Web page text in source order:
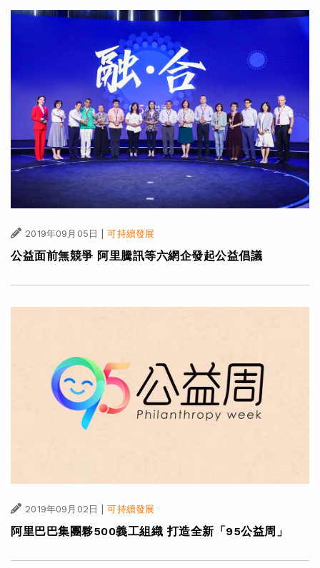
2019年09月05日 | 可持續發展
公益面前無競爭 阿里騰訊等六網企發起公益倡議
2019年09月02日 | 可持續發展
阿里巴巴集團夥500義工組織 打造全新「95公益周」